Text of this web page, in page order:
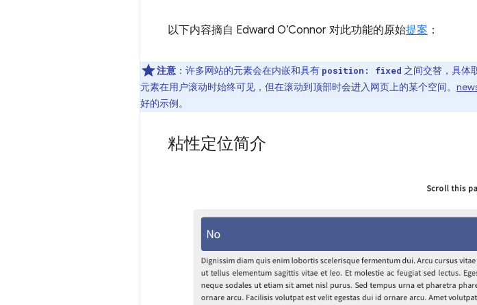
以下内容摘自 Edward O’Connor 对此功能的原始提案 ：
注意 ：许多网站的元素会在内嵌和具有 position: fixed 之间交替，具体
元素在用户滚动时始终可见，但在滚动到顶部时会进入网页上的某个空间。
好的示例。
粘性定位简介